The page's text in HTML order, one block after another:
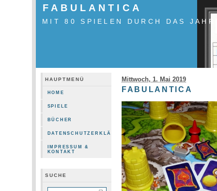
FABULANTICA
MIT 80 SPIELEN DURCH DAS JAHR
HAUPTMENÜ
HOME
SPIELE
BÜCHER
DATENSCHUTZERKLÄRUNG
IMPRESSUM &
KONTAKT
SUCHE
Mittwoch, 1. Mai 2019
FABULANTICA